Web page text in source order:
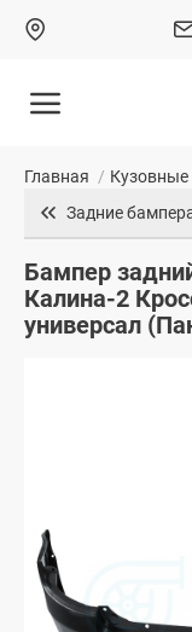
Главная / Кузовные
Задние
Бампер
Калина-2
универсал